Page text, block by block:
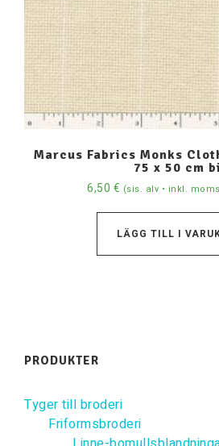
Marcus Fabrics Monks
75 x 50 cm
6,50 € (sis. alv • inkl.
LÄGG TILL I
PRODUKTER
Tyger till broderi
Friformsbroderi